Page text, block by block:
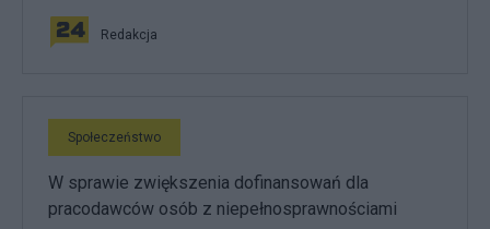
Redakcja
Społeczeństwo
W sprawie zwiększenia dofinansowań dla
pracodawców osób z niepełnosprawnościami